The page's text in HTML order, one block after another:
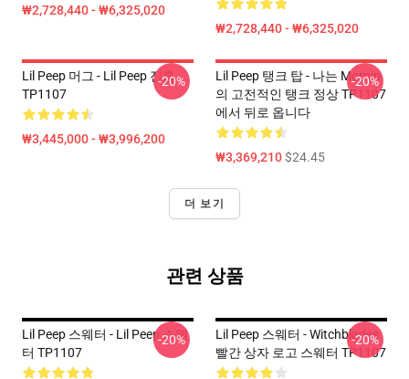
₩2,728,440 - ₩6,325,020
₩2,728,440 - ₩6,325,020
Lil Peep 머그 - Lil Peep 진흙
TP1107
₩3,445,000 - ₩3,996,200
-20%
Lil Peep 탱크 탑 - 나는 Mornin
의 고전적인 탱크 정상 TP1107
에서 뒤로 옵니다
₩3,369,210$24.45
-20%
더 보기
관련 상품
Lil Peep 스웨터 - Lil Peep 스웨
터 TP1107
-20%
Lil Peep 스웨터 - Witchblades
빨간 상자 로고 스웨터 TP1107
-20%